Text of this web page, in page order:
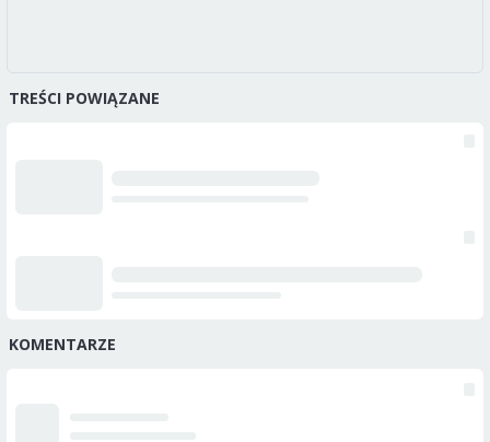
TREŚCI POWIĄZANE
KOMENTARZE